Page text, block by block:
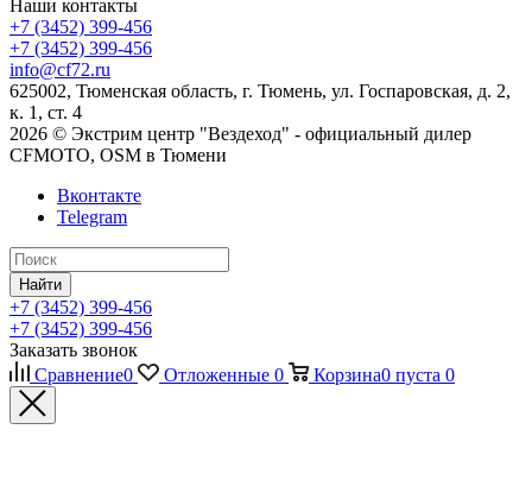
Наши контакты
+7 (3452) 399-456
+7 (3452) 399-456
info@cf72.ru
625002, Тюменская область, г. Тюмень, ул. Госпаровская, д. 2,
к. 1, ст. 4
2026 © Экстрим центр "Вездеход" - официальный дилер
CFMOTO, OSM в Тюмени
Вконтакте
Telegram
Найти
+7 (3452) 399-456
+7 (3452) 399-456
Заказать звонок
Сравнение0 Отложенные 0 Корзина0 пуста 0